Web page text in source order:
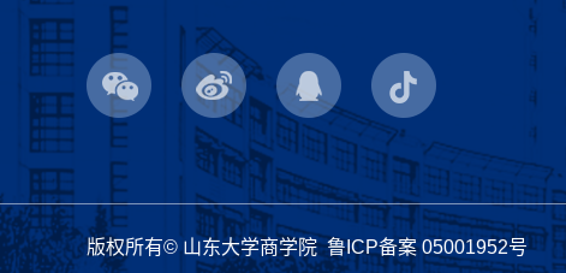
版权所有© 山东大学商学院鲁ICP备案 05001952号